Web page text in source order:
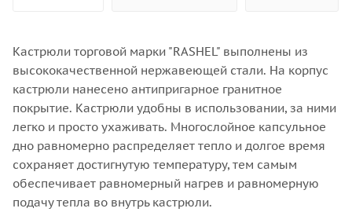
Кастрюли торговой марки "RASHEL" выполнены из
высококачественной нержавеющей стали. На корпус
кастрюли нанесено антипригарное гранитное
покрытие. Кастрюли удобны в использовании, за ними
легко и просто ухаживать. Многослойное капсульное
дно равномерно распределяет тепло и долгое время
сохраняет достигнутую температуру, тем самым
обеспечивает равномерный нагрев и равномерную
подачу тепла во внутрь кастрюли.